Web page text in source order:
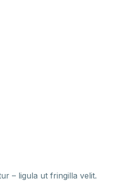
– ligula ut fringilla velit.